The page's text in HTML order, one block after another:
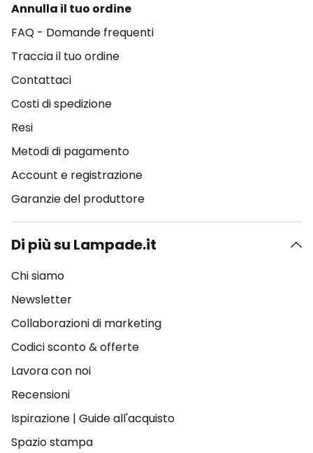
Annulla il tuo ordine
FAQ - Domande frequenti
Traccia il tuo ordine
Contattaci
Costi di spedizione
Resi
Metodi di pagamento
Account e registrazione
Garanzie del produttore
Di più su Lampade.it
Chi siamo
Newsletter
Collaborazioni di marketing
Codici sconto & offerte
Lavora con noi
Recensioni
Ispirazione | Guide all'acquisto
Spazio stampa